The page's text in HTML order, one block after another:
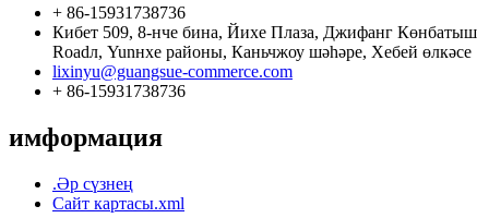
+ 86-15931738736
Кибет 509, 8-нче бина, Йихе Плаза, Джифанг Көнбатыш
Roadл, Yunнхе районы, Каньчжоу шәһәре, Хебей өлкәсе
lixinyu@guangsue-commerce.com
+ 86-15931738736
имформация
.Әр сүзнең
Сайт картасы.xml